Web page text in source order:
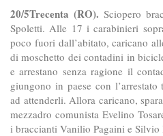
20/5Trecenta (RO). Sciopero
Spoletti. Alle 17 i carabinieri
poco fuori dall’abitato, caricano
di moschetto dei contadini in
e arrestano senza ragione il
giungono in paese con
ad attenderli. Allora caricano,
mezzadro comunista Evelino
i braccianti Vanilio Pagaini e Silvio